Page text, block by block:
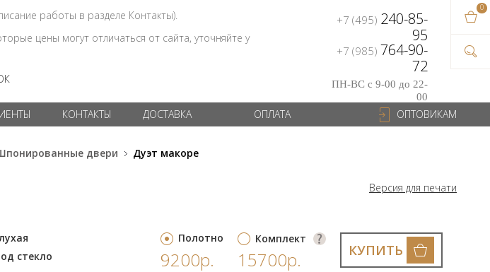
работы в разделе Контакты).
цены могут отличаться от сайта, уточняйте у
+7 (495) 240-85-
95
+7 (985) 764-90-
72
ПН-ВС с 9-00 до 22-
00
КОНТАКТЫ ДОСТАВКА ОПЛАТА ОПТОВИКАМ
двери Дуэт макоре
Версия для печати
стекло
КУПИТЬ
Полотно
9200р.
Комплект
15700р.
0
В
на